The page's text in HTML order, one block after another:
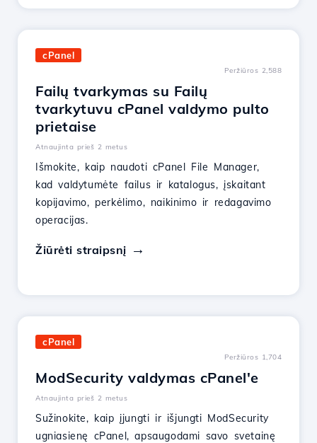
cPanel
Peržiūros 2,588
Failų tvarkymas su Failų
tvarkytuvu cPanel valdymo pulto
prietaise
Atnaujinta prieš 2 metus
Išmokite, kaip naudoti cPanel File Manager,
kad valdytumėte failus ir katalogus, įskaitant
kopijavimo, perkėlimo, naikinimo ir redagavimo
operacijas.
Žiūrėti straipsnį
cPanel
Peržiūros 1,704
ModSecurity valdymas cPanel'e
Atnaujinta prieš 2 metus
Sužinokite, kaip įjungti ir išjungti ModSecurity
ugniasienę cPanel, apsaugodami savo svetainę